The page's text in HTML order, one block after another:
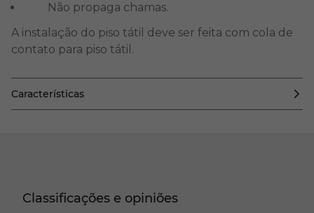
Não propaga chamas.
A instalação do piso tátil deve ser feita com cola de
contato para piso tátil.
Características
Classificações e opiniões